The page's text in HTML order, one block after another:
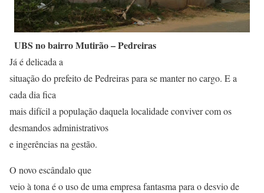
UBS no bairro Mutirão – Pedreiras
Já é delicada a
situação do prefeito de Pedreiras para se manter no cargo. E a
cada dia fica
mais difícil a população daquela localidade conviver com os
desmandos administrativos
e ingerências na gestão.
O novo escândalo que
veio à tona é o uso de uma empresa fantasma para o desvio de